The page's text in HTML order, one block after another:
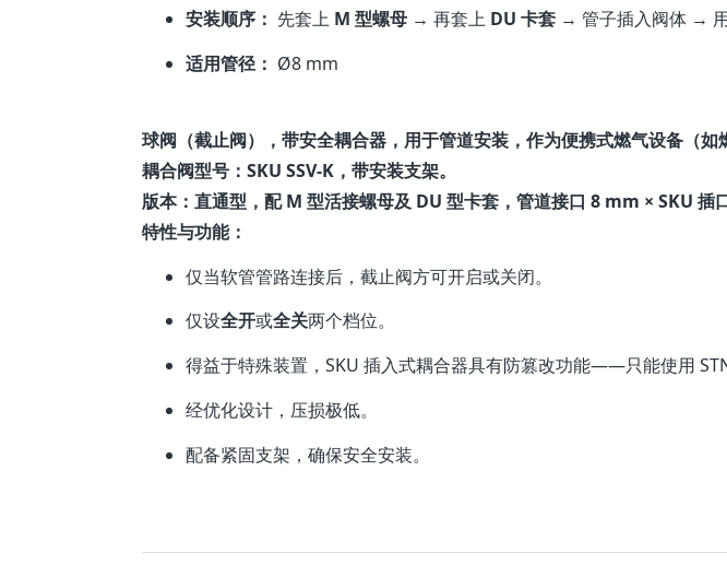
安装顺序： 先套上 M 型螺母 → 再套上 DU 卡套 → 管子插入阀体 → 用
适用管径： Ø8 mm
球阀（截止阀），带安全耦合器，用于管道安装，作为便携式燃气设备（如
耦合阀型号：SKU SSV-K，带安装支架。
版本：直通型，配 M 型活接螺母及 DU 型卡套，管道接口 8 mm × SKU 插口
特性与功能：
仅当软管管路连接后，截止阀方可开启或关闭。
仅设全开或全关两个档位。
得益于特殊装置，SKU 插入式耦合器具有防篡改功能——只能使用
经优化设计，压损极低。
配备紧固支架，确保安全安装。